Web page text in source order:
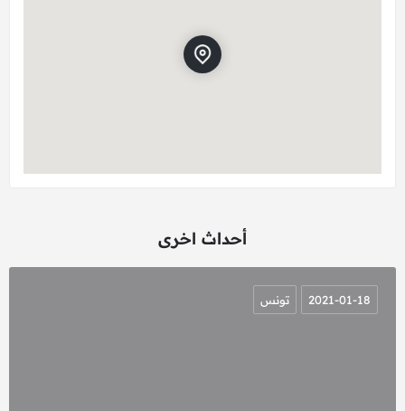
أحداث اخرى
2021-01-18 تونس